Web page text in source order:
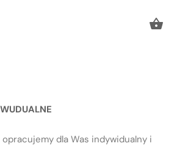
dla Was indywidualny i